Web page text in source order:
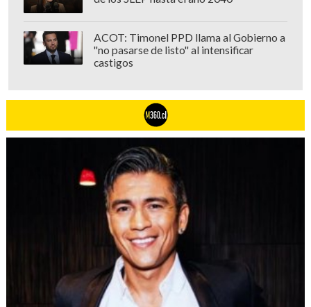
ACOT: Timonel PPD llama al Gobierno a
"no pasarse de listo" al intensificar
castigos